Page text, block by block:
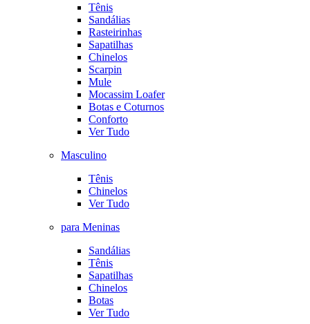
Tênis
Sandálias
Rasteirinhas
Sapatilhas
Chinelos
Scarpin
Mule
Mocassim Loafer
Botas e Coturnos
Conforto
Ver Tudo
Masculino
Tênis
Chinelos
Ver Tudo
para Meninas
Sandálias
Tênis
Sapatilhas
Chinelos
Botas
Ver Tudo